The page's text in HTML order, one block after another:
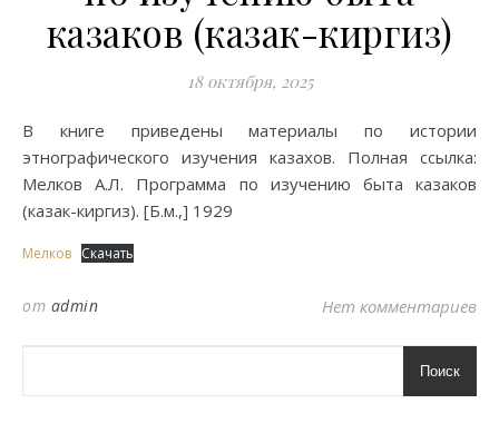
казаков (казак-киргиз)
18 октября, 2025
В книге приведены материалы по истории
этнографического изучения казахов. Полная ссылка:
Мелков А.Л. Программа по изучению быта казаков
(казак-киргиз). [Б.м.,] 1929
Мелков Скачать
от admin Нет комментариев
Поиск